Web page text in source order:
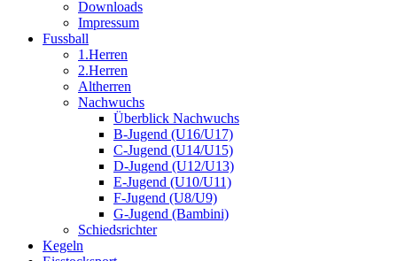
Downloads
Impressum
Fussball
1.Herren
2.Herren
Altherren
Nachwuchs
Überblick Nachwuchs
B-Jugend (U16/U17)
C-Jugend (U14/U15)
D-Jugend (U12/U13)
E-Jugend (U10/U11)
F-Jugend (U8/U9)
G-Jugend (Bambini)
Schiedsrichter
Kegeln